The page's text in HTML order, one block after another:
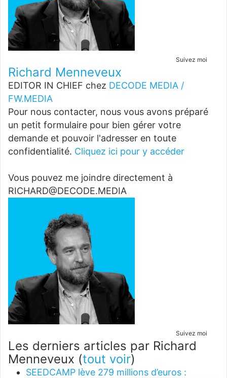
Suivez moi
Richard Menneveux
EDITOR IN CHIEF chez DECODE MEDIA /
FW.MEDIA
Pour nous contacter, nous vous avons préparé
un petit formulaire pour bien gérer votre
demande et pouvoir l'adresser en toute
confidentialité. Cliquez ici pour y accéder
Vous pouvez me joindre directement à
RICHARD@DECODE.MEDIA
Suivez moi
Les derniers articles par Richard
Menneveux (tout voir)
SEEDCAMP lève 279 millions d’euros :